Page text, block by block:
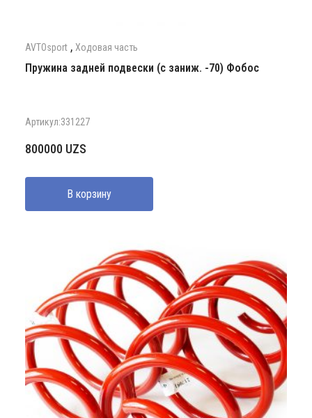
AVTOsport , Ходовая часть
Пружина задней подвески (с заниж. -70) Фобос
Артикул:331227
800000 UZS
В корзину